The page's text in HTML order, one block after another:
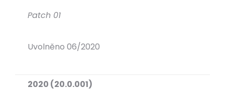
Patch 01
Uvolněno 06/2020
2020 (20.0.001)